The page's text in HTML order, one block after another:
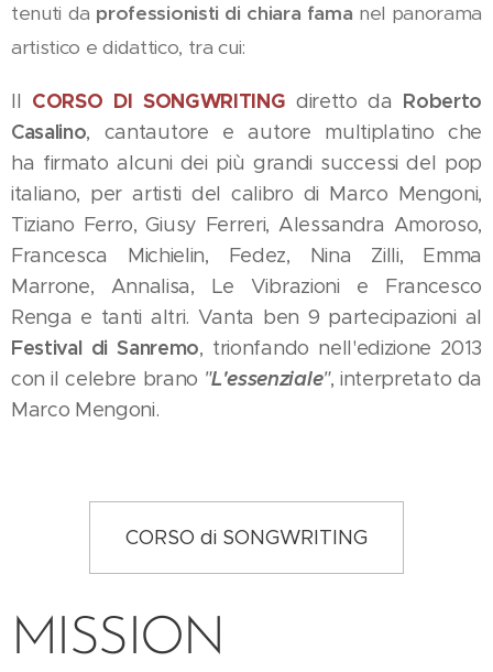
tenuti da professionisti di chiara fama nel panorama
artistico e didattico, tra cui:
Il CORSO DI SONGWRITING diretto da Roberto
Casalino, cantautore e autore multiplatino che
ha firmato alcuni dei più grandi successi del pop
italiano, per artisti del calibro di Marco Mengoni,
Tiziano Ferro, Giusy Ferreri, Alessandra Amoroso,
Francesca Michielin, Fedez, Nina Zilli, Emma
Marrone, Annalisa, Le Vibrazioni e Francesco
Renga e tanti altri. Vanta ben 9 partecipazioni al
Festival di Sanremo, trionfando nell'edizione 2013
con il celebre brano "L'essenziale", interpretato da
Marco Mengoni.
CORSO di SONGWRITING
MISSION